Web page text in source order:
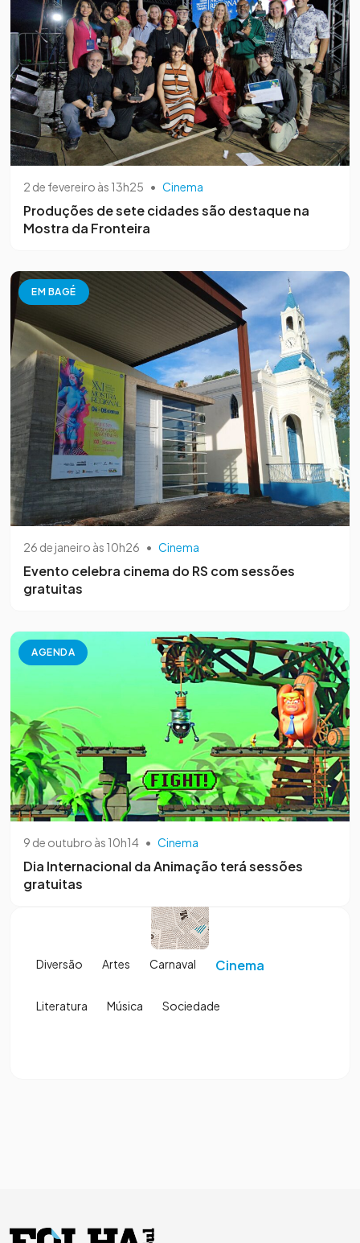
2 de fevereiro às 13h25 • Cinema
Produções de sete cidades são destaque na
Mostra da Fronteira
EM BAGÉ
26 de janeiro às 10h26 • Cinema
Evento celebra cinema do RS com sessões
gratuitas
AGENDA
9 de outubro às 10h14 • Cinema
Dia Internacional da Animação terá sessões
gratuitas
Diversão Artes Carnaval Cinema
Literatura Música Sociedade